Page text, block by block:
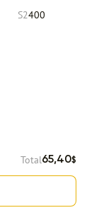
S2400
Total65,40$